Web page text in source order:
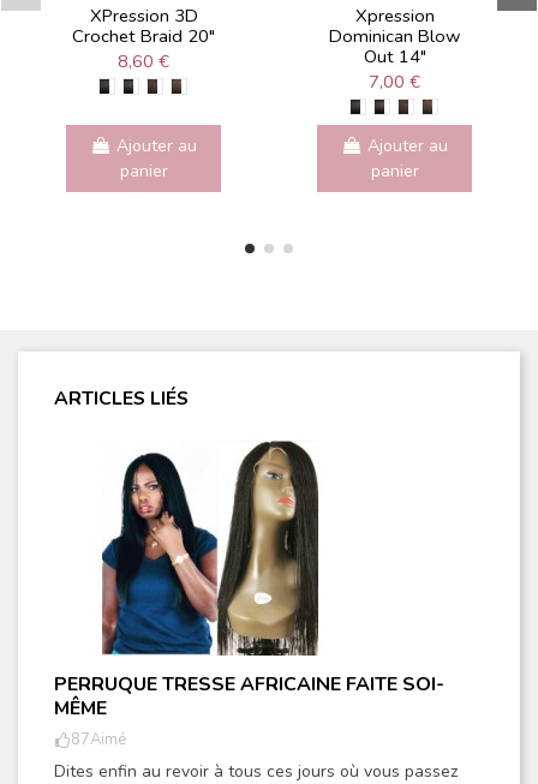
XPression 3D
Crochet Braid 20"
8,60 €
Ajouter au
panier
Xpression
Dominican Blow
Out 14"
7,00 €
Ajouter au
panier
ARTICLES LIÉS
PERRUQUE TRESSE AFRICAINE FAITE SOI-
MÊME
87Aimé
Dites enfin au revoir à tous ces jours où vous passez